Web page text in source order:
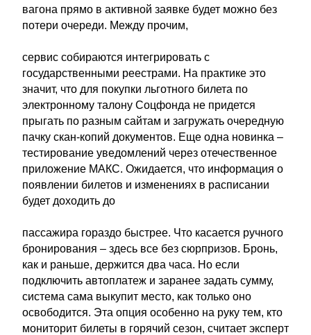
вагона прямо в активной заявке будет можно без
потери очереди. Между прочим,
сервис собираются интегрировать с
государственными реестрами. На практике это
значит, что для покупки льготного билета по
электронному талону Соцфонда не придется
прыгать по разным сайтам и загружать очередную
пачку скан-копий документов. Еще одна новинка –
тестирование уведомлений через отечественное
приложение МАКС. Ожидается, что информация о
появлении билетов и изменениях в расписании
будет доходить до
пассажира гораздо быстрее. Что касается ручного
бронирования – здесь все без сюрпризов. Бронь,
как и раньше, держится два часа. Но если
подключить автоплатеж и заранее задать сумму,
система сама выкупит место, как только оно
освободится. Эта опция особенно на руку тем, кто
мониторит билеты в горячий сезон, считает эксперт